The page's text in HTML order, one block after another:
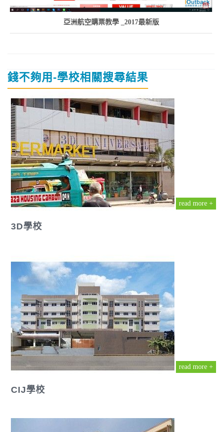
亞洲航空購票教學 _2017最新版
錢不夠用-學校相關搜尋結果
read more +
3D學校
read more +
CIJ學校